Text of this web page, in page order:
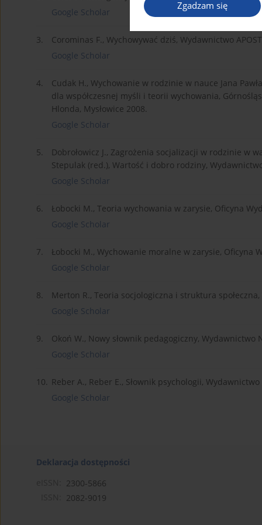
Zgadzam się
Google Scholar
3.
Corominas F., Wychowywać dziś, Wydawnictwo
Google Scholar
4.
Cudak H., Wychowanie w rodzinie w nauce Jana
dla współczesnej myśli i teorii wychowania,
Hlonda, Mysłowice 2008.
Google Scholar
5.
Dobrołowicz J., Zagrożenia socjalizacji w rodzinie w
Stepulak (red.), Wartość i dobro rodziny,
Google Scholar
6.
Łobocki M., Teoria wychowania w zarysie, Oficyna
Google Scholar
7.
Łobocki M., Wychowanie moralne w zarysie, Oficyna
Google Scholar
8.
Merton R., Teoria socjologiczna i struktura
Google Scholar
9.
Okoń W., Nowy słownik pedagogiczny, Wydawnictwo
Google Scholar
10. Reber A., Reber E., Słownik psychologii,
Google Scholar
Deklaracja dostępności
2300-5866
2082-9019